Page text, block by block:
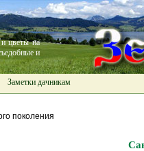
цветы на
и
Заметки дачникам
поколения